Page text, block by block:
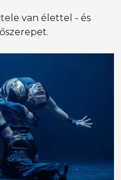
van élettel - és